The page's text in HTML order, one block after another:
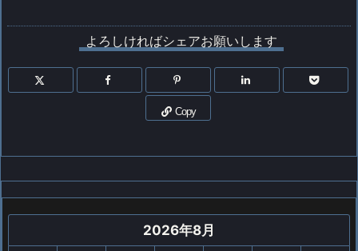
よろしければシェアお願いします
Copy
2026年8月